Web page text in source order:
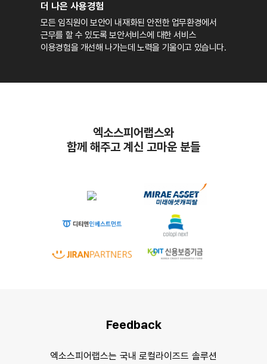
더 나은 사용경험
모든 임직원이 보안이 내재화된 안전한 업무환경에서
근무를 할 수 있도록 보안서비스에 대한 서비스
이용경험을 개선해 나가는데 노력을 기울이고 있습니다.
엑소스피어랩스와
함께 해주고 계신 고마운 분들
Feedback
엑소스피어랩스는 국내 로컬라이즈드 솔루션